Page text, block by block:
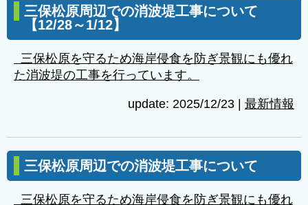
三保松原周辺での消波堤工事について
【12/28～1/12】
三保松原を守るため海岸侵食を防ぎ景観にも優れ
た消波堤の工事を行っています。
update: 2025/12/23 最新情報
三保松原周辺での消波堤工事について
三保松原を守るため海岸侵食を防ぎ景観にも優れ